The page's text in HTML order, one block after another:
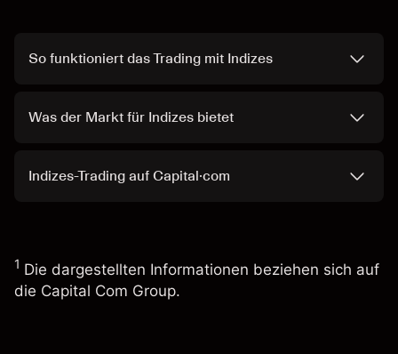
So funktioniert das Trading mit Indizes
Was der Markt für Indizes bietet
Indizes-Trading auf Capital·com
1 Die dargestellten Informationen beziehen sich auf
die Capital Com Group.